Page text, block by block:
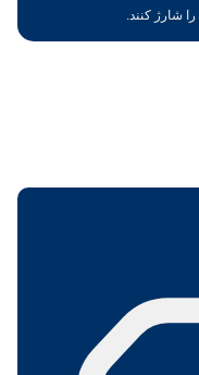
شارژ کنند.